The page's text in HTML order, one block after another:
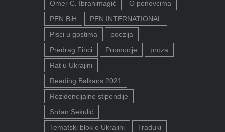
Omer Ć. Ibrahimagić
O penovcima
PEN BiH
PEN INTERNATIONAL
Pisci u gostima
poezija
Predrag Finci
Promocije
proza
Rat u Ukrajini
Reading Balkans 2021
Rezidencijalne stipendije
Srđan Sekulić
Tematski blok o Ukrajini
Traduki